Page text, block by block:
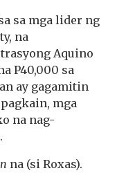
sa mga lider ng
na
Aquino
P40,000 sa
ay gagamitin
mga
na nag-
na (si Roxas).